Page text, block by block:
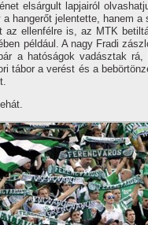
elsárgult lapjairól
hangerőt jelentette, hanem
az ellenfélre is, az MTK
például. A nagy Fradi
a hatóságok vadásztak
tábor a verést és a